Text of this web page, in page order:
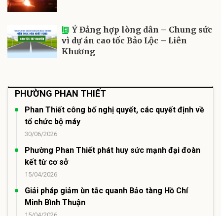
Ý Đảng hợp lòng dân – Chung sức
vì dự án cao tốc Bảo Lộc – Liên
Khương
PHƯỜNG PHAN THIẾT
Phan Thiết công bố nghị quyết, các quyết định về
tổ chức bộ máy
30/06/2026
Phường Phan Thiết phát huy sức mạnh đại đoàn
kết từ cơ sở
15/04/2026
Giải pháp giảm ùn tắc quanh Bảo tàng Hồ Chí
Minh Bình Thuận